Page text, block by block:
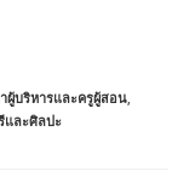
ผู้บริหารและครูผู้สอน
และศิลปะ